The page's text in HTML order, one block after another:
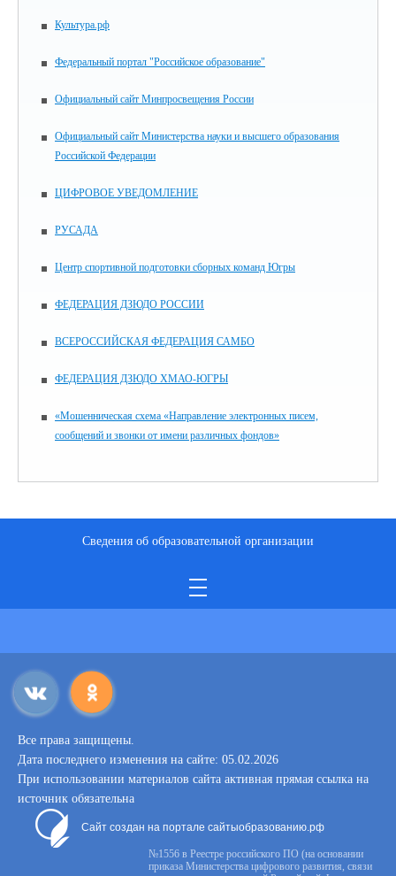
Культура.рф
Федеральный портал "Российское образование"
Официальный сайт Минпросвещения России
Официальный сайт Министерства науки и высшего образования
Российской Федерации
ЦИФРОВОЕ УВЕДОМЛЕНИЕ
РУСАДА
Центр спортивной подготовки сборных команд Югры
ФЕДЕРАЦИЯ ДЗЮДО РОССИИ
ВСЕРОССИЙСКАЯ ФЕДЕРАЦИЯ САМБО
ФЕДЕРАЦИЯ ДЗЮДО ХМАО-ЮГРЫ
«Мошенническая схема «Направление электронных писем,
сообщений и звонки от имени различных фондов»
Сведения об образовательной организации
Все права защищены.
Дата последнего изменения на сайте: 05.02.2026
При использовании материалов сайта активная прямая ссылка на
источник обязательна
Сайт создан на портале сайтыобразованию.рф
№1556 в Реестре российского ПО (на основании
приказа Министерства цифрового развития, связи